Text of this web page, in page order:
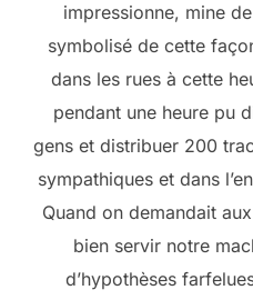
impressionne, mine
symbolisé de cette
dans les rues à cette
pendant une heure pu
gens et distribuer 200
sympathiques et dans
Quand on demandait
bien servir notre
d’hypothèses